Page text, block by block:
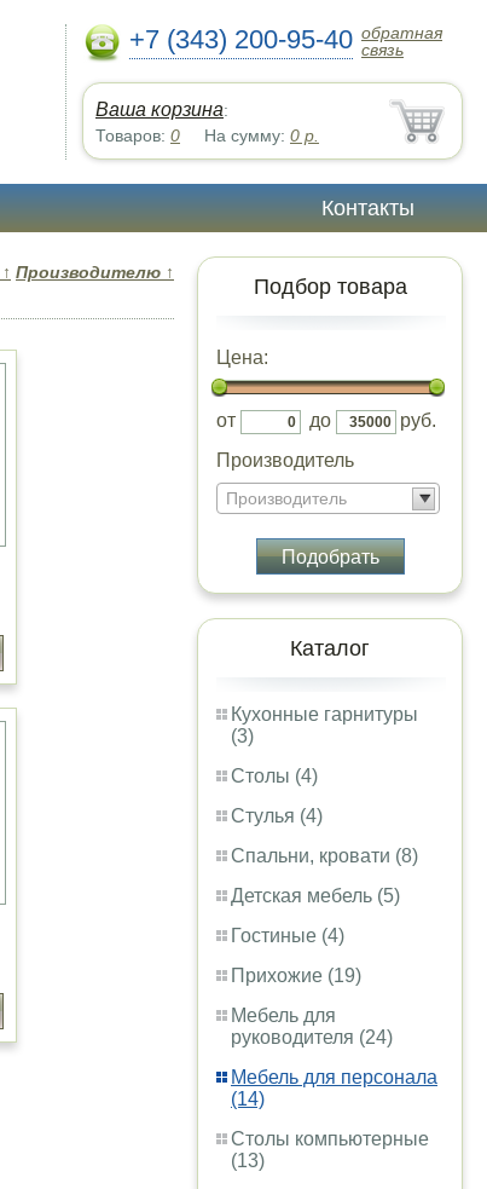
+7 (343) 200-95-40 обратная
связь
Ваша корзина:
Товаров: 0 На сумму: 0 р.
Контакты
Подбор товара
Цена:
от до
руб.
Производитель
Производитель
Подобрать
Каталог
Кухонные гарнитуры
(3)
Столы (4)
Стулья (4)
Спальни, кровати (8)
Детская мебель (5)
Гостиные (4)
Прихожие (19)
Мебель для
руководителя (24)
Мебель для персонала
(14)
Столы компьютерные
(13)
↑ Производителю ↑